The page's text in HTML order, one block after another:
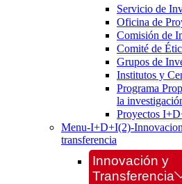
Servicio de
Oficina de
Comisión de
Comité de
Grupos de
Institutos y
Programa
la
Proyectos
Menu-I+D+I(2)-
transferencia
Innovación y
Transferencia